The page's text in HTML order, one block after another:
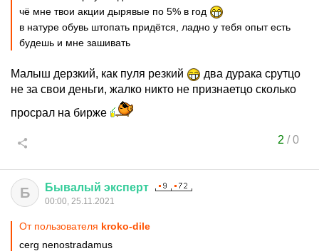
чё мне твои акции дырявые по 5% в год
в натуре обувь штопать придётся, ладно у тебя опыт есть
будешь и мне зашивать
Малыш дерзкий, как пуля резкий
два дурака срутцо
не за свои деньги, жалко никто не признаетцо сколько
просрал на бирже
2 /0
Б Бывалый эксперт
00:00, 25.11.2021
От пользователя kroko-dile
cerg nenostradamus